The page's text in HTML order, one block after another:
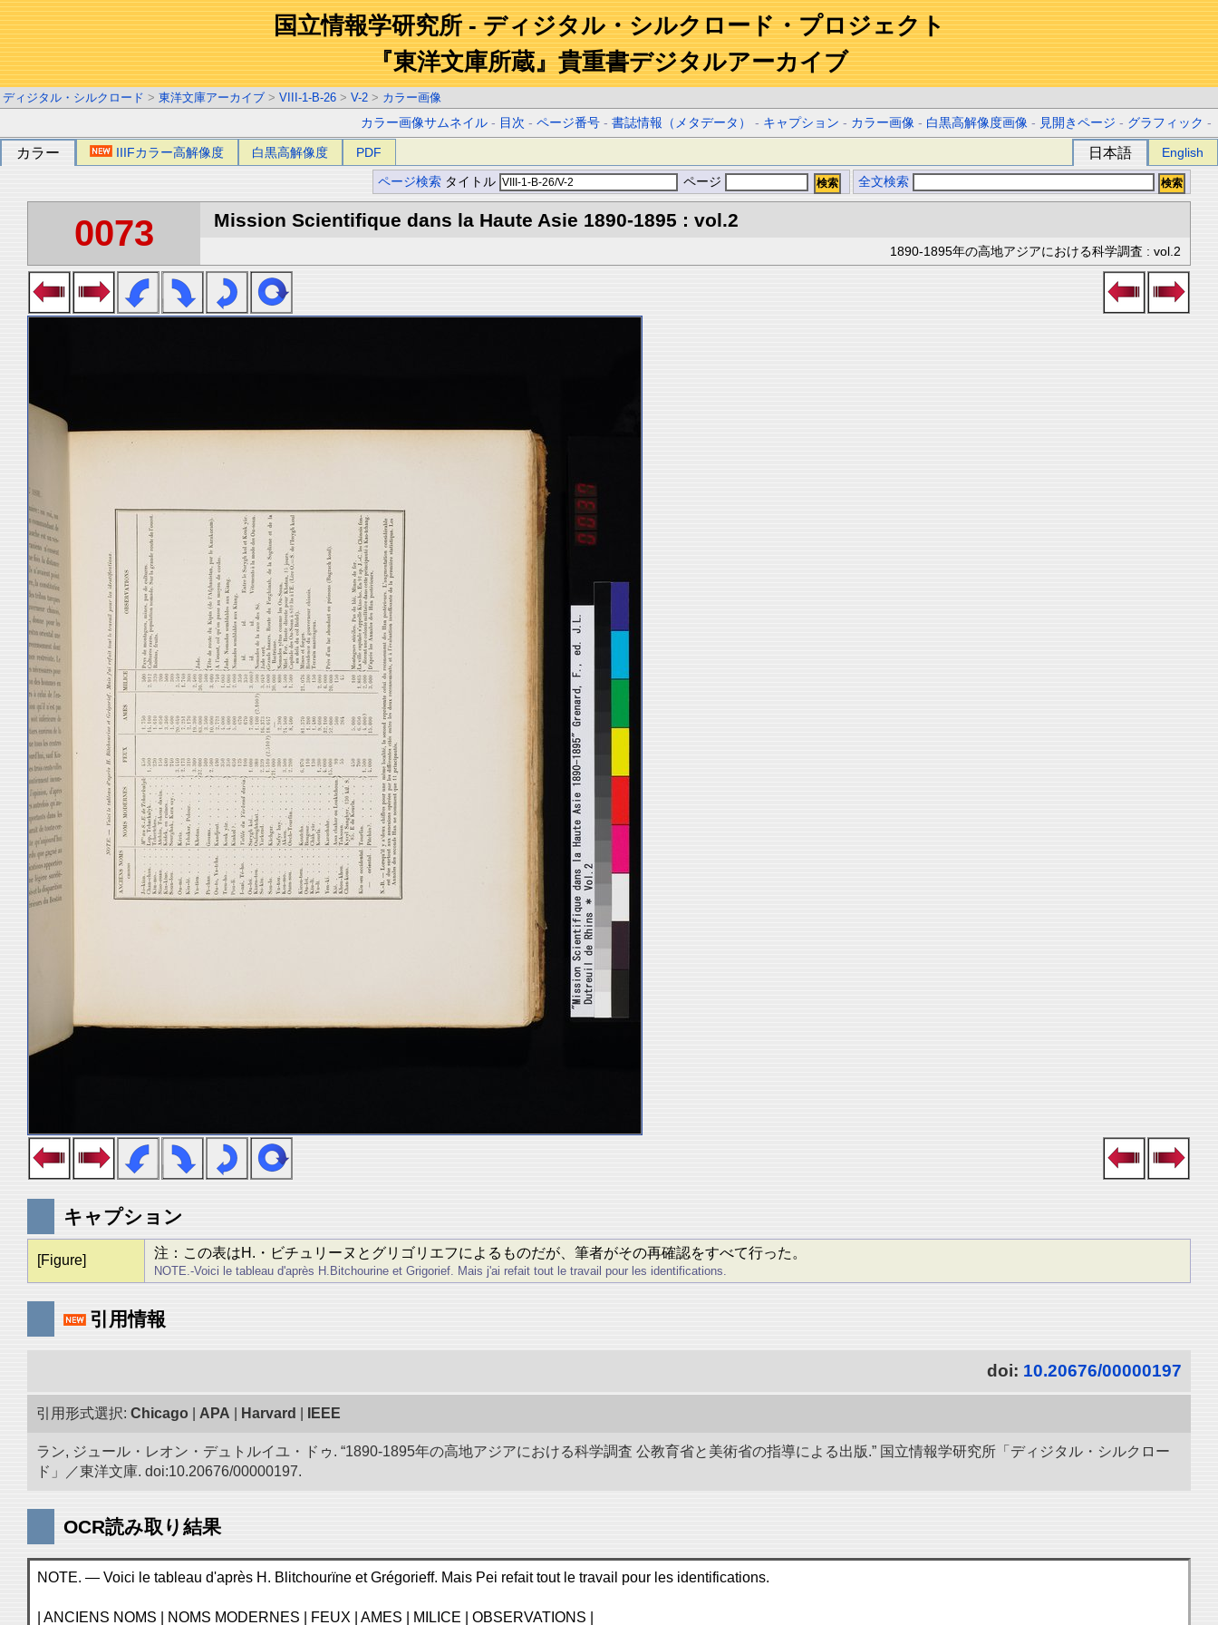
国立情報学研究所 - ディジタル・シルクロード・プロジェクト
『東洋文庫所蔵』貴重書デジタルアーカイブ
ディジタル・シルクロード > 東洋文庫アーカイブ > VIII-1-B-26 > V-2 > カラー画像
カラー画像サムネイル - 目次 -ページ番号 -書誌情報（メタデータ） - キャプション - カラー画像 - 白黒高解像度画像 - 見開きページ - グラフィック -
カラー IIIFカラー高解像度 白黒高解像度 PDF 日本語 English
ページ検索 タイトル ページ 全文検索
0073 Mission Scientifique dans la Haute Asie 1890-1895 : vol.2
1890-1895年の高地アジアにおける科学調査 : vol.2
キャプション
[Figure] 注：この表はH.・ビチュリーヌとグリゴリエフによるものだが、筆者がその再確認をすべて行った。
NOTE.-Voici le tableau d'après H.Bitchourine et Grigorief. Mais j'ai refait tout le travail pour les identifications.
引用情報
doi: 10.20676/00000197
引用形式選択: Chicago APA Harvard IEEE
ラン, ジュール・レオン・デュトルイユ・ドゥ. “1890-1895年の高地アジアにおける科学調査 公教育省と美術省の指導による出版.” 国立情報学研究所「ディジタル・シルクロー
ド」／東洋文庫. doi:10.20676/00000197.
OCR読み取り結果
NOTE. — Voici le tableau d'après H. Blitchourïne et Grégorieff. Mais Pei refait tout le travail pour les identifications.
| ANCIENS NOMS | NOMS MODERNES | FEUX | AMES | MILICE | OBSERVATIONS |